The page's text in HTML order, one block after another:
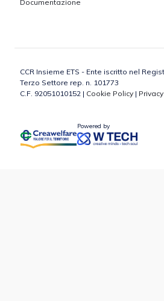
Documentazione
CCR Insieme ETS - Ente iscritto nel
Terzo Settore rep. n. 101773
C.F. 92051010152 | Cookie Policy |
Powered by